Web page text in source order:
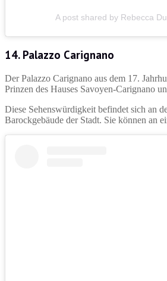
A post shared by Rebecca
14. Palazzo Carignano
Der Palazzo Carignano aus dem 17.
Prinzen des Hauses Savoyen-Carignano
Diese Sehenswürdigkeit befindet sich an
Barockgebäude der Stadt. Sie können an